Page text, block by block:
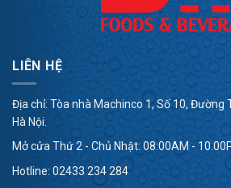
LIÊN HỆ
Địa chỉ: Tòa nhà Machinco 1, Số 10, Đường
Hà Nội.
Mở cửa Thứ 2 - Chủ Nhật: 08:00AM -
Hotline: 02433 234 284